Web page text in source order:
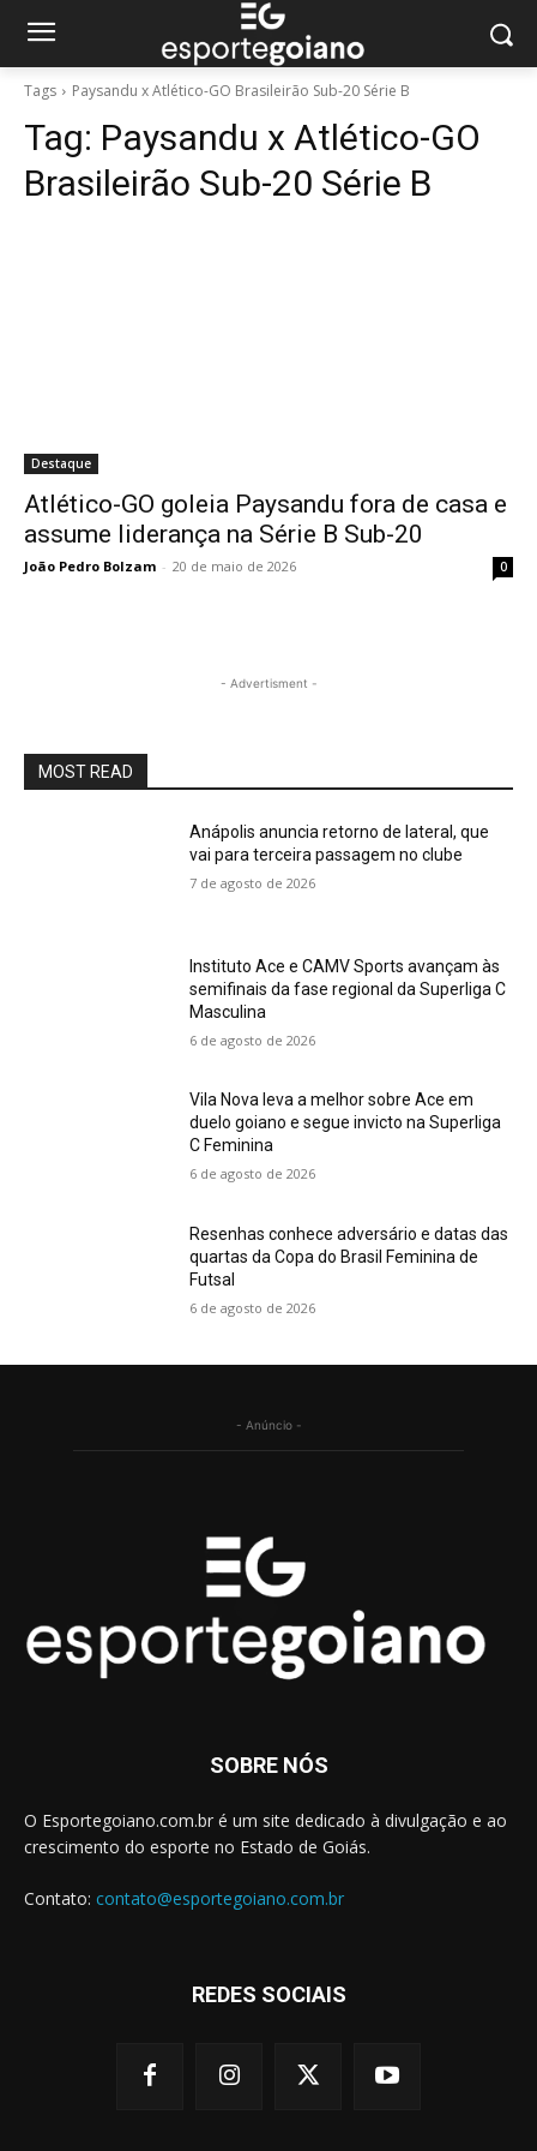
Tags Paysandu x Atlético-GO Brasileirão Sub-20 Série B
Tag: Paysandu x Atlético-GO
Brasileirão Sub-20 Série B
Destaque
Atlético-GO goleia Paysandu fora de casa e
assume liderança na Série B Sub-20
João Pedro Bolzam - 20 de maio de 2026 0
- Advertisment -
MOST READ
Anápolis anuncia retorno de lateral, que
vai para terceira passagem no clube
7 de agosto de 2026
Instituto Ace e CAMV Sports avançam às
semifinais da fase regional da Superliga C
Masculina
6 de agosto de 2026
Vila Nova leva a melhor sobre Ace em
duelo goiano e segue invicto na Superliga
C Feminina
6 de agosto de 2026
Resenhas conhece adversário e datas das
quartas da Copa do Brasil Feminina de
Futsal
6 de agosto de 2026
- Anúncio -
SOBRE NÓS
O Esportegoiano.com.br é um site dedicado à divulgação e ao
crescimento do esporte no Estado de Goiás.
Contato: contato@esportegoiano.com.br
REDES SOCIAIS